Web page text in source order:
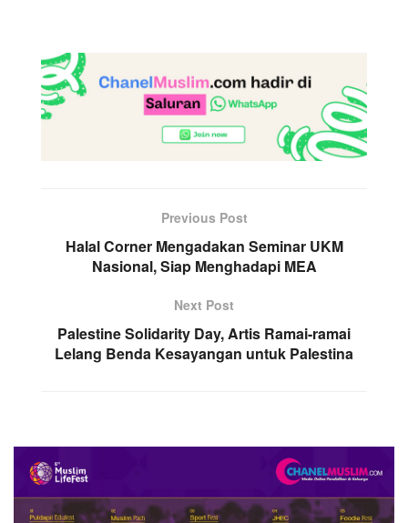
Previous Post
Halal Corner Mengadakan Seminar UKM
Nasional, Siap Menghadapi MEA
Next Post
Palestine Solidarity Day, Artis Ramai-ramai
Lelang Benda Kesayangan untuk Palestina